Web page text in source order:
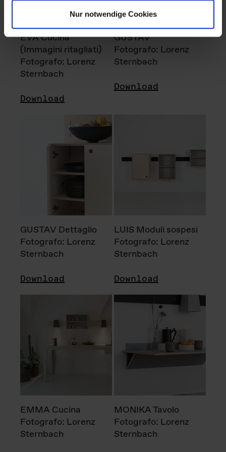
Nur notwendige Cookies
EVA Cucina
(Immagini ritagliati)
Fotografo: Lorenz
Sternbach
Download
GUSTAV
Fotografo: Lorenz
Sternbach
Download
GUSTAV Dettaglio
Fotografo: Lorenz
Sternbach
Download
LUIS Moduli sospesi
Fotografo: Lorenz
Sternbach
Download
EMMA Cucina
Fotografo: Lorenz
Sternbach
MONIKA Tavolo
Fotografo: Lorenz
Sternbach